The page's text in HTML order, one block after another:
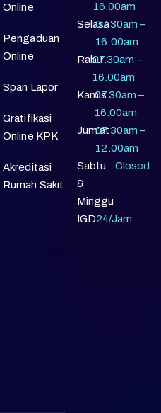
Online
Pengaduan
Online
Span Lapor
Gratifikasi
Online KPK
Akreditasi
Rumah Sakit
16.00am
Selasa07.30am –
16.00am
Rabu07.30am –
16.00am
Kamis07.30am –
16.00am
Jum’at07.30am –
12.00am
Sabtu
&
Minggu
Closed
IGD24/Jam